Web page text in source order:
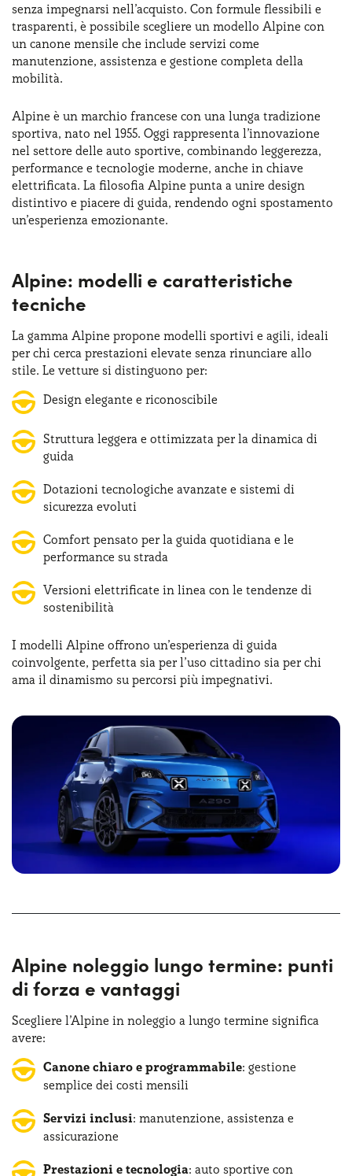
senza impegnarsi nell’acquisto. Con formule flessibili e
trasparenti, è possibile scegliere un modello Alpine con
un canone mensile che include servizi come
manutenzione, assistenza e gestione completa della
mobilità.
Alpine è un marchio francese con una lunga tradizione
sportiva, nato nel 1955. Oggi rappresenta l’innovazione
nel settore delle auto sportive, combinando leggerezza,
performance e tecnologie moderne, anche in chiave
elettrificata. La filosofia Alpine punta a unire design
distintivo e piacere di guida, rendendo ogni spostamento
un’esperienza emozionante.
Alpine: modelli e caratteristiche
tecniche
La gamma Alpine propone modelli sportivi e agili, ideali
per chi cerca prestazioni elevate senza rinunciare allo
stile. Le vetture si distinguono per:
Design elegante e riconoscibile
Struttura leggera e ottimizzata per la dinamica di
guida
Dotazioni tecnologiche avanzate e sistemi di
sicurezza evoluti
Comfort pensato per la guida quotidiana e le
performance su strada
Versioni elettrificate in linea con le tendenze di
sostenibilità
I modelli Alpine offrono un’esperienza di guida
coinvolgente, perfetta sia per l’uso cittadino sia per chi
ama il dinamismo su percorsi più impegnativi.
Alpine noleggio lungo termine: punti
di forza e vantaggi
Scegliere l’Alpine in noleggio a lungo termine significa
avere:
Canone chiaro e programmabile: gestione
semplice dei costi mensili
Servizi inclusi: manutenzione, assistenza e
assicurazione
Prestazioni e tecnologia: auto sportive con